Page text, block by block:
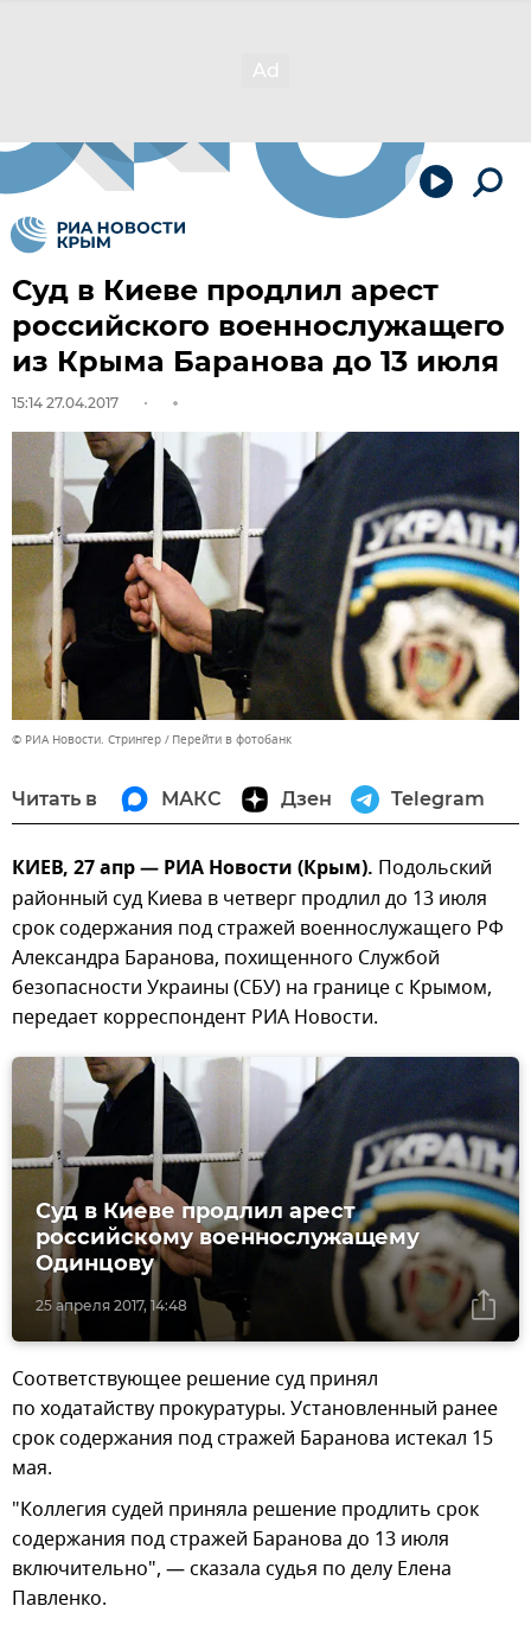
Суд в Киеве продлил арест
российского военнослужащего
из Крыма Баранова до 13 июля
15:14 27.04.2017
© РИА Новости. Стрингер Перейти в фотобанк
Читать в МАКС Дзен Telegram
КИЕВ, 27 апр — РИА Новости (Крым). Подольский
районный суд Киева в четверг продлил до 13 июля
срок содержания под стражей военнослужащего РФ
Александра Баранова, похищенного Службой
безопасности Украины (СБУ) на границе с Крымом,
передает корреспондент РИА Новости.
25 апреля 2017, 14:48
Суд в Киеве продлил арест
российскому военнослужащему
Одинцову
Соответствующее решение суд принял
по ходатайству прокуратуры. Установленный ранее
срок содержания под стражей Баранова истекал 15
мая.
"Коллегия судей приняла решение продлить срок
содержания под стражей Баранова до 13 июля
включительно", — сказала судья по делу Елена
Павленко.